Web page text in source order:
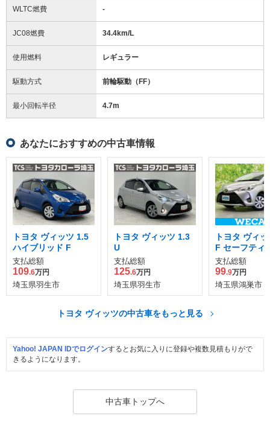
WLTC燃費 -
JC08燃費 34.4km/L
使用燃料 レギュラー
駆動方式 前輪駆動（FF）
最小回転半径 4.7m
あなたにおすすめの中古車情報
トヨタ ヴィッツ 1.5
ハイブリッド F
支払総額
109.6万円
埼玉県羽生市
トヨタ ヴィッツ 1.3
U
支払総額
125.6万円
埼玉県羽生市
トヨタ ヴィ
F セーフティ
ションIII
支払総額
99.9万円
埼玉県鴻巣市
トヨタ ヴィッツの中古車をもっと見る
Yahoo! JAPAN IDでログインするとお気に入りに登録や複数見積もりがで
きるようになります。
中古車トップへ